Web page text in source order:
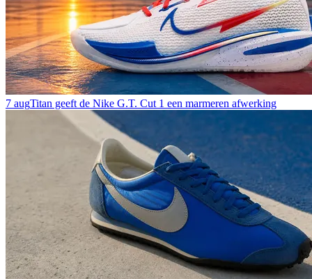
7 augTitan geeft de Nike G.T. Cut 1 een marmeren afwerking